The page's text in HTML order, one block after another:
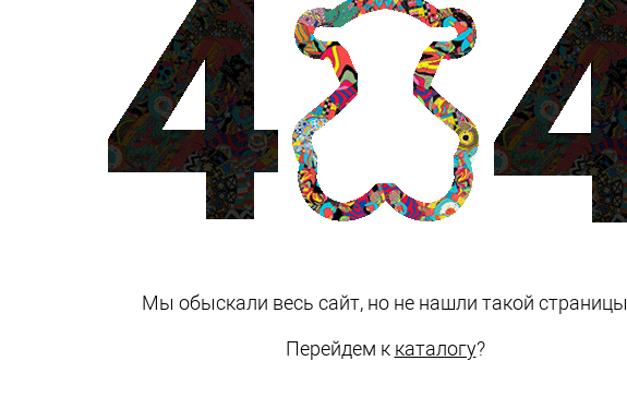
Мы обыскали весь сайт, но не нашли такой страницы
Перейдем к каталогу?